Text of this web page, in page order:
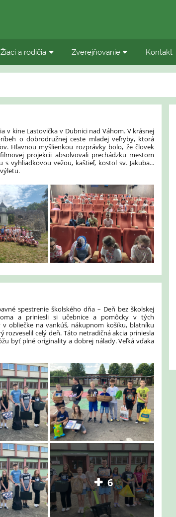
Žiaci a rodičia Zverejňovanie Kontakt
v kine Lastovička v Dubnici nad Váhom. V krásnej
o dobrodružnej ceste mladej veľryby, ktorá
Hlavnou myšlienkou rozprávky bolo, že človek
projekcii absolvovali prechádzku mestom
vyhliadkovou vežou, kaštieľ, kostol sv. Jakuba...
spestrenie školského dňa – Deň bez školskej
a priniesli si učebnice a pomôcky v tých
obliečke na vankúš, nákupnom košíku, blatníku
celý deň. Táto netradičná akcia priniesla
byť plné originality a dobrej nálady. Veľká vďaka
6